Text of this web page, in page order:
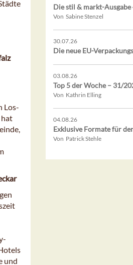
Los-
hat
und
Die stil & markt-Ausgabe
Von Sabine Stenzel
30.07.26
Die neue EU-
03.08.26
Top 5 der Woche – 31/
Von Kathrin Elling
04.08.26
Exklusive Formate für
Von Patrick Stehle